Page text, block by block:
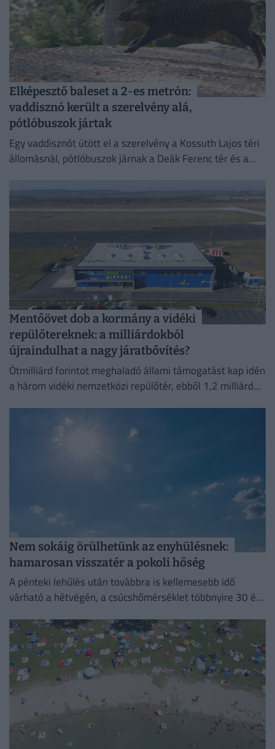
Elképesztő baleset a 2-es metrón:
vaddisznó került a szerelvény alá,
pótlóbuszok jártak
Egy vaddisznót ütött el a szerelvény a Kossuth Lajos téri
állomásnál, pótlóbuszok járnak a Deák Ferenc tér és a
Mentőövet dob a kormány a vidéki
repülőtereknek: a milliárdokból
újraindulhat a nagy járatbővítés?
Ötmilliárd forintot meghaladó állami támogatást kap idén
a három vidéki nemzetközi repülőtér, ebből 1,2 milliárd
Nem sokáig örülhetünk az enyhülésnek:
hamarosan visszatér a pokoli hőség
A pénteki lehűlés után továbbra is kellemesebb idő
várható a hétvégén, a csúcshőmérséklet többnyire 30 és